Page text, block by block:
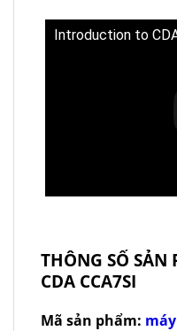
Introduction to
THÔNG SỐ
CDA CCA7SI
Mã sản phẩm: